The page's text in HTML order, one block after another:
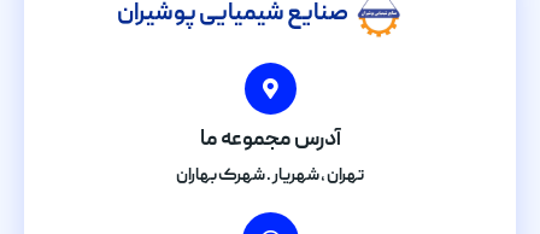
صنایع شیمیایی پوشیران
آدرس مجموعه ما
تهران , شهریار . شهرک بهاران